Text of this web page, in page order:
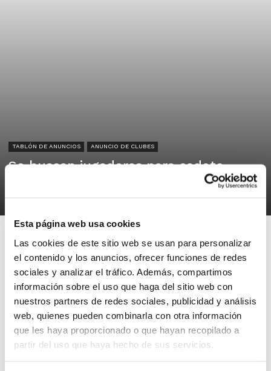
Esta página web usa cookies
Las cookies de este sitio web se usan para personalizar
el contenido y los anuncios, ofrecer funciones de redes
sociales y analizar el tráfico. Además, compartimos
información sobre el uso que haga del sitio web con
nuestros partners de redes sociales, publicidad y análisis
web, quienes pueden combinarla con otra información
que les haya proporcionado o que hayan recopilado a
partir del uso que haya hecho de sus servicios.
TABLÓN DE ANUNCIOS ANUNCIO DE CLUBES
Se buscan jugadoras para cadete
CLUB BÁSQUET CULLERA
Cullera
Se buscan jugadoras para cadete